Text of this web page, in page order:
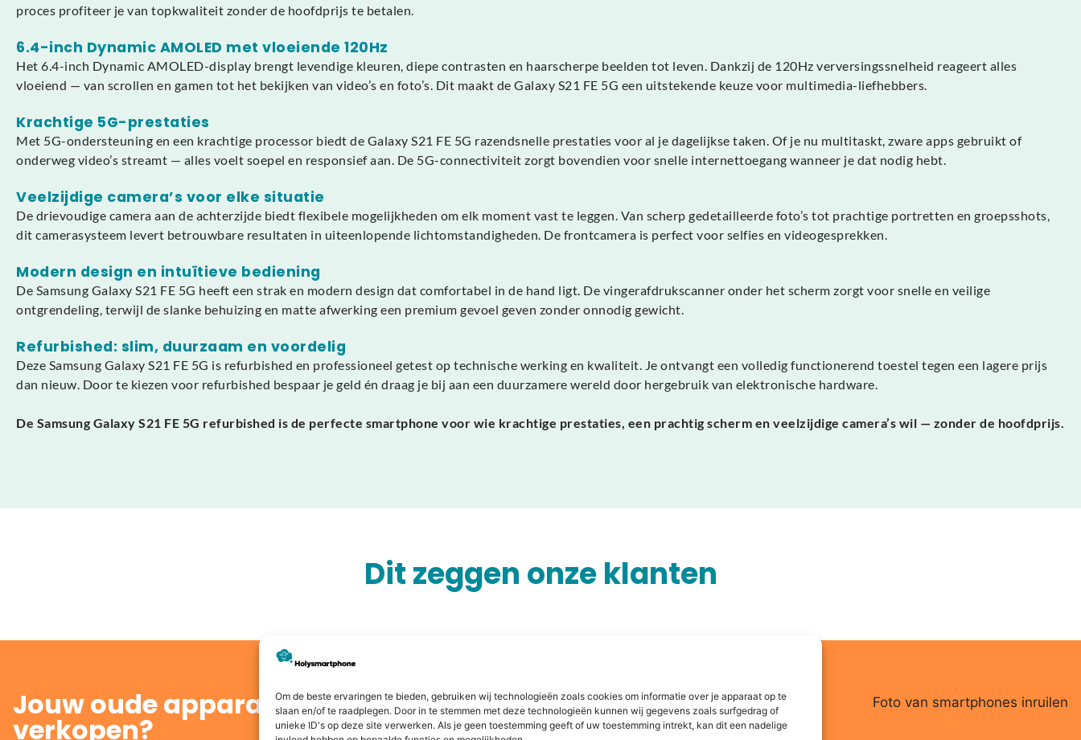
Om de beste ervaringen te bieden, gebruiken wij technologieën zoals cookies om informatie over je apparaat op te
slaan en/of te raadplegen. Door in te stemmen met deze technologieën kunnen wij gegevens zoals surfgedrag of
unieke ID's op deze site verwerken. Als je geen toestemming geeft of uw toestemming intrekt, kan dit een nadelige
proces profiteer je van topkwaliteit zonder de hoofdprijs te betalen.
6.4-inch Dynamic AMOLED met vloeiende 120Hz
Het 6.4-inch Dynamic AMOLED-display brengt levendige kleuren, diepe contrasten en haarscherpe beelden tot leven. Dankzij de 120Hz verversingssnelheid reageert alles
vloeiend — van scrollen en gamen tot het bekijken van video’s en foto’s. Dit maakt de Galaxy S21 FE 5G een uitstekende keuze voor multimedia-liefhebbers.
Krachtige 5G-prestaties
Met 5G-ondersteuning en een krachtige processor biedt de Galaxy S21 FE 5G razendsnelle prestaties voor al je dagelijkse taken. Of je nu multitaskt, zware apps gebruikt of
onderweg video’s streamt — alles voelt soepel en responsief aan. De 5G-connectiviteit zorgt bovendien voor snelle internettoegang wanneer je dat nodig hebt.
Veelzijdige camera’s voor elke situatie
De drievoudige camera aan de achterzijde biedt flexibele mogelijkheden om elk moment vast te leggen. Van scherp gedetailleerde foto’s tot prachtige portretten en groepsshots,
dit camerasysteem levert betrouwbare resultaten in uiteenlopende lichtomstandigheden. De frontcamera is perfect voor selfies en videogesprekken.
Modern design en intuïtieve bediening
De Samsung Galaxy S21 FE 5G heeft een strak en modern design dat comfortabel in de hand ligt. De vingerafdrukscanner onder het scherm zorgt voor snelle en veilige
ontgrendeling, terwijl de slanke behuizing en matte afwerking een premium gevoel geven zonder onnodig gewicht.
Refurbished: slim, duurzaam en voordelig
Deze Samsung Galaxy S21 FE 5G is refurbished en professioneel getest op technische werking en kwaliteit. Je ontvangt een volledig functionerend toestel tegen een lagere prijs
dan nieuw. Door te kiezen voor refurbished bespaar je geld én draag je bij aan een duurzamere wereld door hergebruik van elektronische hardware.
De Samsung Galaxy S21 FE 5G refurbished is de perfecte smartphone voor wie krachtige prestaties, een prachtig scherm en veelzijdige camera’s wil — zonder de hoofdprijs.
Dit zeggen onze klanten
Jouw oude apparaat inruilen of
verkopen?